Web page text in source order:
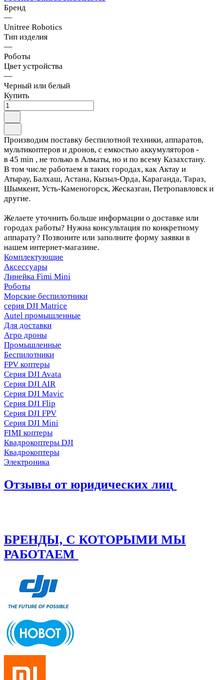
Бренд
—
Unitree Robotics
Тип изделия
—
Роботы
Цвет устройства
—
Черный или белый
Купить
Производим поставку беспилотной техники, аппаратов,
мультикоптеров и дронов, с емкостью аккумуляторов -
в 45 min , не только в Алматы, но и по всему Казахстану.
В том числе работаем в таких городах, как Актау и
Атырау, Балхаш, Астана, Кызыл-Орда, Караганда, Тараз,
Шымкент, Усть-Каменогорск, Жесказган, Петропавловск и
другие.
Желаете уточнить больше информации о доставке или
городах работы? Нужна консультация по конкретному
аппарату? Позвоните или заполните форму заявки в
нашем интернет-магазине.
Комплектующие
Аксессуары
Линейка Fimi Mini
Роботы
Морские беспилотники
серия DJI Matrice
Autel промышленные
Для доставки
Агро дроны
Промышленные
Беспилотники
FPV коптеры
Серия DJI Avata
Серия DJI AIR
Серия DJI Mavic
Серия DJI Flip
Серия DJI FPV
Серия DJI Mini
FIMI коптеры
Квадрокоптеры DJI
Квадрокоптеры
Электроника
Отзывы от юридических лиц
БРЕНДЫ, С КОТОРЫМИ МЫ
РАБОТАЕМ